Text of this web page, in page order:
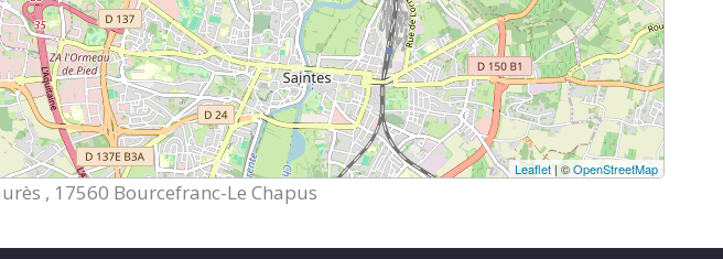
Leaflet| ©OpenStreetMap
, 17560 Bourcefranc-Le Chapus